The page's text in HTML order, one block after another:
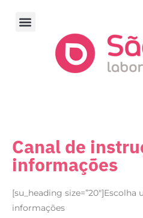
Canal de
informações
[su_heading
informações